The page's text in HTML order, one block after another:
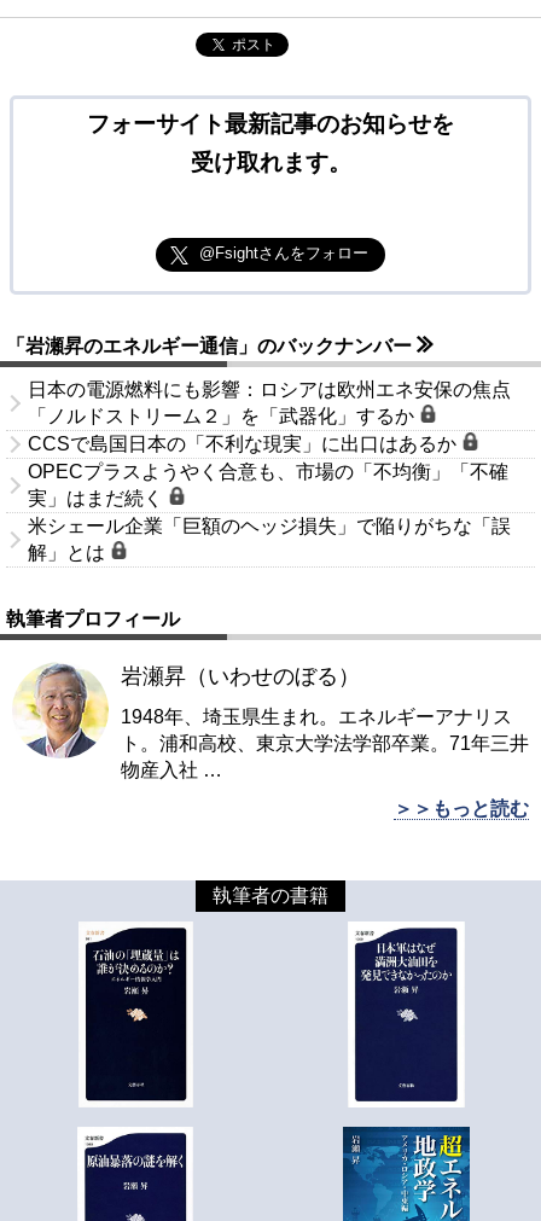
ポスト
フォーサイト最新記事のお知らせを
受け取れます。
@Fsightさんをフォロー
「岩瀬昇のエネルギー通信」のバックナンバー
日本の電源燃料にも影響：ロシアは欧州エネ安保の焦点
「ノルドストリーム２」を「武器化」するか
CCSで島国日本の「不利な現実」に出口はあるか
OPECプラスようやく合意も、市場の「不均衡」「不確
実」はまだ続く
米シェール企業「巨額のヘッジ損失」で陥りがちな「誤
解」とは
執筆者プロフィール
岩瀬昇（いわせのぼる）
1948年、埼玉県生まれ。エネルギーアナリス
ト。浦和高校、東京大学法学部卒業。71年三井
物産入社 …
＞＞もっと読む
執筆者の書籍